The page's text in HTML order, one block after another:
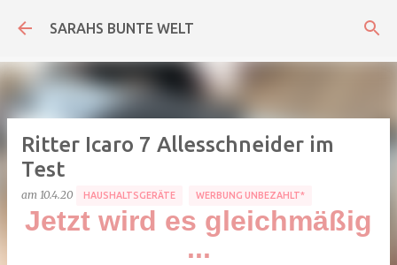
Direkt zum Hauptbereich
SARAHS BUNTE WELT
Ritter Icaro 7 Allesschneider im
Test
am 10.4.20 HAUSHALTSGERÄTE WERBUNG UNBEZAHLT*
Jetzt wird es gleichmäßig
...